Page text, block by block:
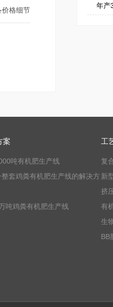
价格细节
年产
案
吨有机肥生产线
套鸡粪有机肥生产线的解决方
吨鸡粪有机肥生产线
工
复
新
挤
有
生
BB